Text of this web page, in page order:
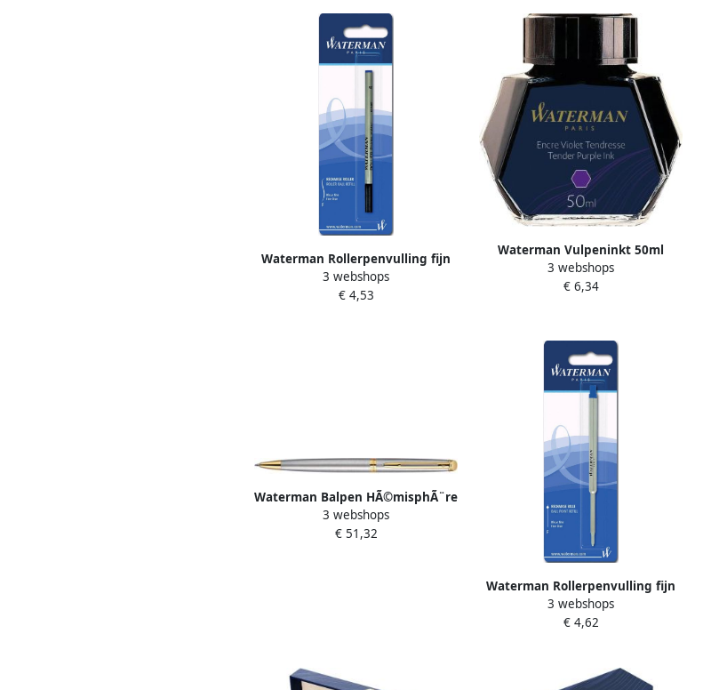
Waterman Rollerpenvulling fijn
blauw blister Ã 1 stuk
3 webshops
€ 4,53
Waterman Vulpeninkt 50ml
standaard paars
3 webshops
€ 6,34
Waterman Balpen HÃ©misphÃ¨re
stainless steel GT medium
3 webshops
€ 51,32
Waterman Rollerpenvulling fijn
blauw blister Ã 1 stuk
3 webshops
€ 4,62